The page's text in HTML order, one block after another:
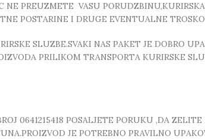
PREUZMETE VASU
POSTARINE I DRUGE EVENTUALNE
SLUZBE.SVAKI NAS PAKET JE DOBRO
PRILIKOM TRANSPORTA KURIRSKE
0641215418 POSALJETE PORUKU ,DA
JE POTREBNO PRAVILNO